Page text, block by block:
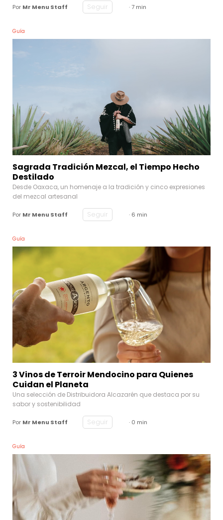
Por Mr Menu Staff Seguir · 7 min
Guía
Sagrada Tradición Mezcal, el Tiempo Hecho
Destilado
Desde Oaxaca, un homenaje a la tradición y cinco expresiones
del mezcal artesanal
Por Mr Menu Staff Seguir · 6 min
Guía
3 Vinos de Terroir Mendocino para Quienes
Cuidan el Planeta
Una selección de Distribuidora Alcazarén que destaca por su
sabor y sostenibilidad
Por Mr Menu Staff Seguir · 0 min
Guía